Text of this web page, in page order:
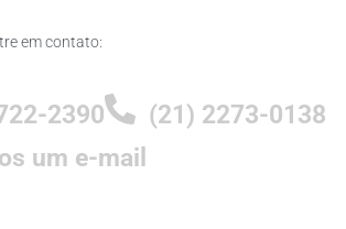
em contato:
2390
(21) 2273-0138
um e-mail